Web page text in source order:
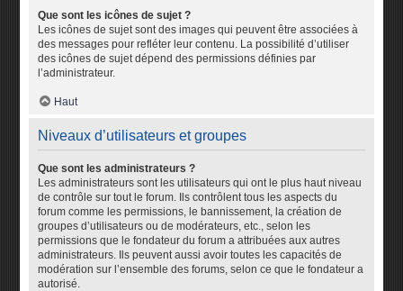
Que sont les icônes de sujet ?
Les icônes de sujet sont des images qui peuvent être associées à
des messages pour refléter leur contenu. La possibilité d’utiliser
des icônes de sujet dépend des permissions définies par
l’administrateur.
Haut
Niveaux d’utilisateurs et groupes
Que sont les administrateurs ?
Les administrateurs sont les utilisateurs qui ont le plus haut niveau
de contrôle sur tout le forum. Ils contrôlent tous les aspects du
forum comme les permissions, le bannissement, la création de
groupes d’utilisateurs ou de modérateurs, etc., selon les
permissions que le fondateur du forum a attribuées aux autres
administrateurs. Ils peuvent aussi avoir toutes les capacités de
modération sur l’ensemble des forums, selon ce que le fondateur a
autorisé.